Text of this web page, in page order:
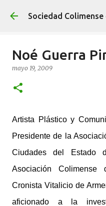
Ir al
Noé Guerra
mayo 19, 2009
Artista Plástico y
Presidente de la
Ciudades del Estado
Asociación Colimense
Cronista Vitalicio de
aficionado a la